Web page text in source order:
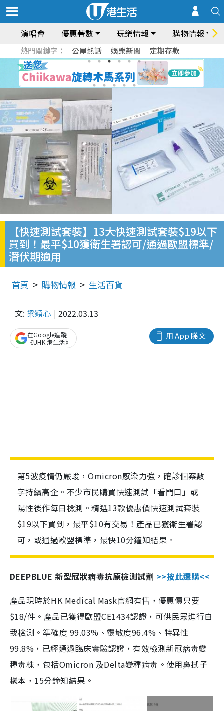
演唱會 優惠著數 玩樂情報 購物情報
熱門關鍵字： 公屋熱話 娛樂新聞 定期存款
【快速測試套裝】13大快速測試套裝$19以下
買到！最平$10獲衛生署認可/通過歐盟標準/
潛伏期適用
首頁 購物情報 生活百貨
文: 梁穎心 2022.03.13
用 App 睇文
在Google追蹤
《UHK 港生活》
第5波疫情仍嚴峻，Omicron感染力強，確診個案數
字持續高企。不少市民購買快速測試「看門口」或
陽性後作每日檢測。精選13款優惠價快速測試套裝
$19以下買到，最平$10有交易！產品已獲衛生署認
可，或通過歐盟標準，最快10分鐘知結果。
DEEPBLUE 新型冠狀病毒抗原檢測試劑 >>按此選購<<
產品現時於HK Medical Mask官網有售，優惠價只要
$18/件。產品已獲得歐盟CE1434認證，可供民眾進行自
我檢測。準確度 99.03%、靈敏度96.4%、特異性
99.8%，已經通過臨床實驗認證，有效檢測新冠病毒變
種毒株，包括Omicron 及Delta變種病毒。使用鼻拭子
樣本，15分鐘知結果。